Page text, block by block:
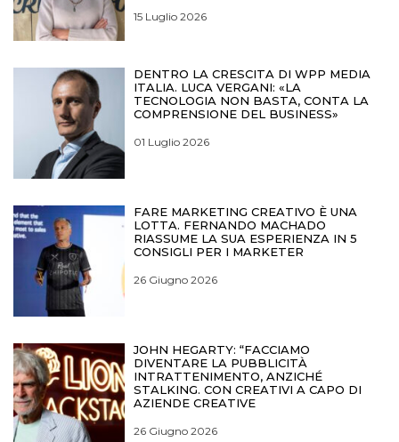
15 Luglio 2026
DENTRO LA CRESCITA DI WPP MEDIA
ITALIA. LUCA VERGANI: «LA
TECNOLOGIA NON BASTA, CONTA LA
COMPRENSIONE DEL BUSINESS»
01 Luglio 2026
FARE MARKETING CREATIVO È UNA
LOTTA. FERNANDO MACHADO
RIASSUME LA SUA ESPERIENZA IN 5
CONSIGLI PER I MARKETER
26 Giugno 2026
JOHN HEGARTY: “FACCIAMO
DIVENTARE LA PUBBLICITÀ
INTRATTENIMENTO, ANZICHÉ
STALKING. CON CREATIVI A CAPO DI
AZIENDE CREATIVE
26 Giugno 2026